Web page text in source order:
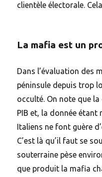
clientèle électorale.
La mafia est un
Dans l’évaluation des
péninsule depuis trop
occulté. On note que
PIB et, la donnée étant
Italiens ne font guère
C’est là qu’il faut se
souterraine pèse
que produit la mafia